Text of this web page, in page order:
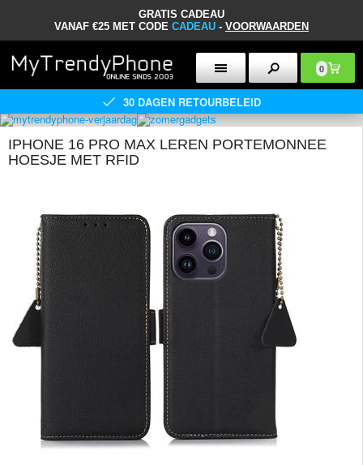
GRATIS CADEAU
VANAF €25 MET CODE CADEAU - VOORWAARDEN
0
30 DAGEN RETOURBELEID
IPHONE 16 PRO MAX LEREN PORTEMONNEE
HOESJE MET RFID